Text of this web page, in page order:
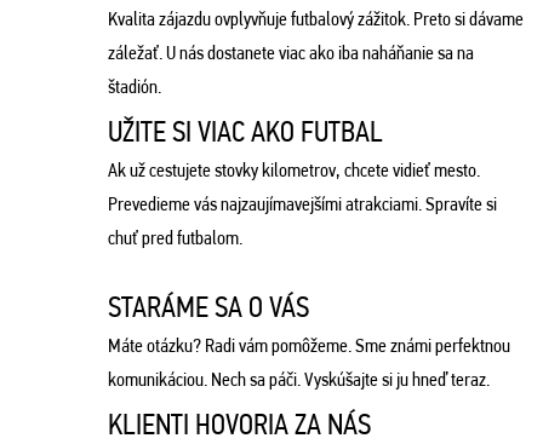
Kvalita zájazdu ovplyvňuje futbalový zážitok. Preto si dávame
záležať. U nás dostanete viac ako iba naháňanie sa na
štadión.
UŽITE SI VIAC AKO FUTBAL
Ak už cestujete stovky kilometrov, chcete vidieť mesto.
Prevedieme vás najzaujímavejšími atrakciami. Spravíte si
chuť pred futbalom.
STARÁME SA O VÁS
Máte otázku? Radi vám pomôžeme. Sme známi perfektnou
komunikáciou. Nech sa páči. Vyskúšajte si ju hneď teraz.
KLIENTI HOVORIA ZA NÁS